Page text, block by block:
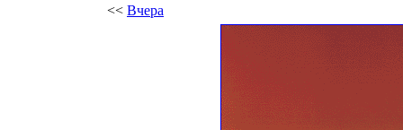
<< Вчера